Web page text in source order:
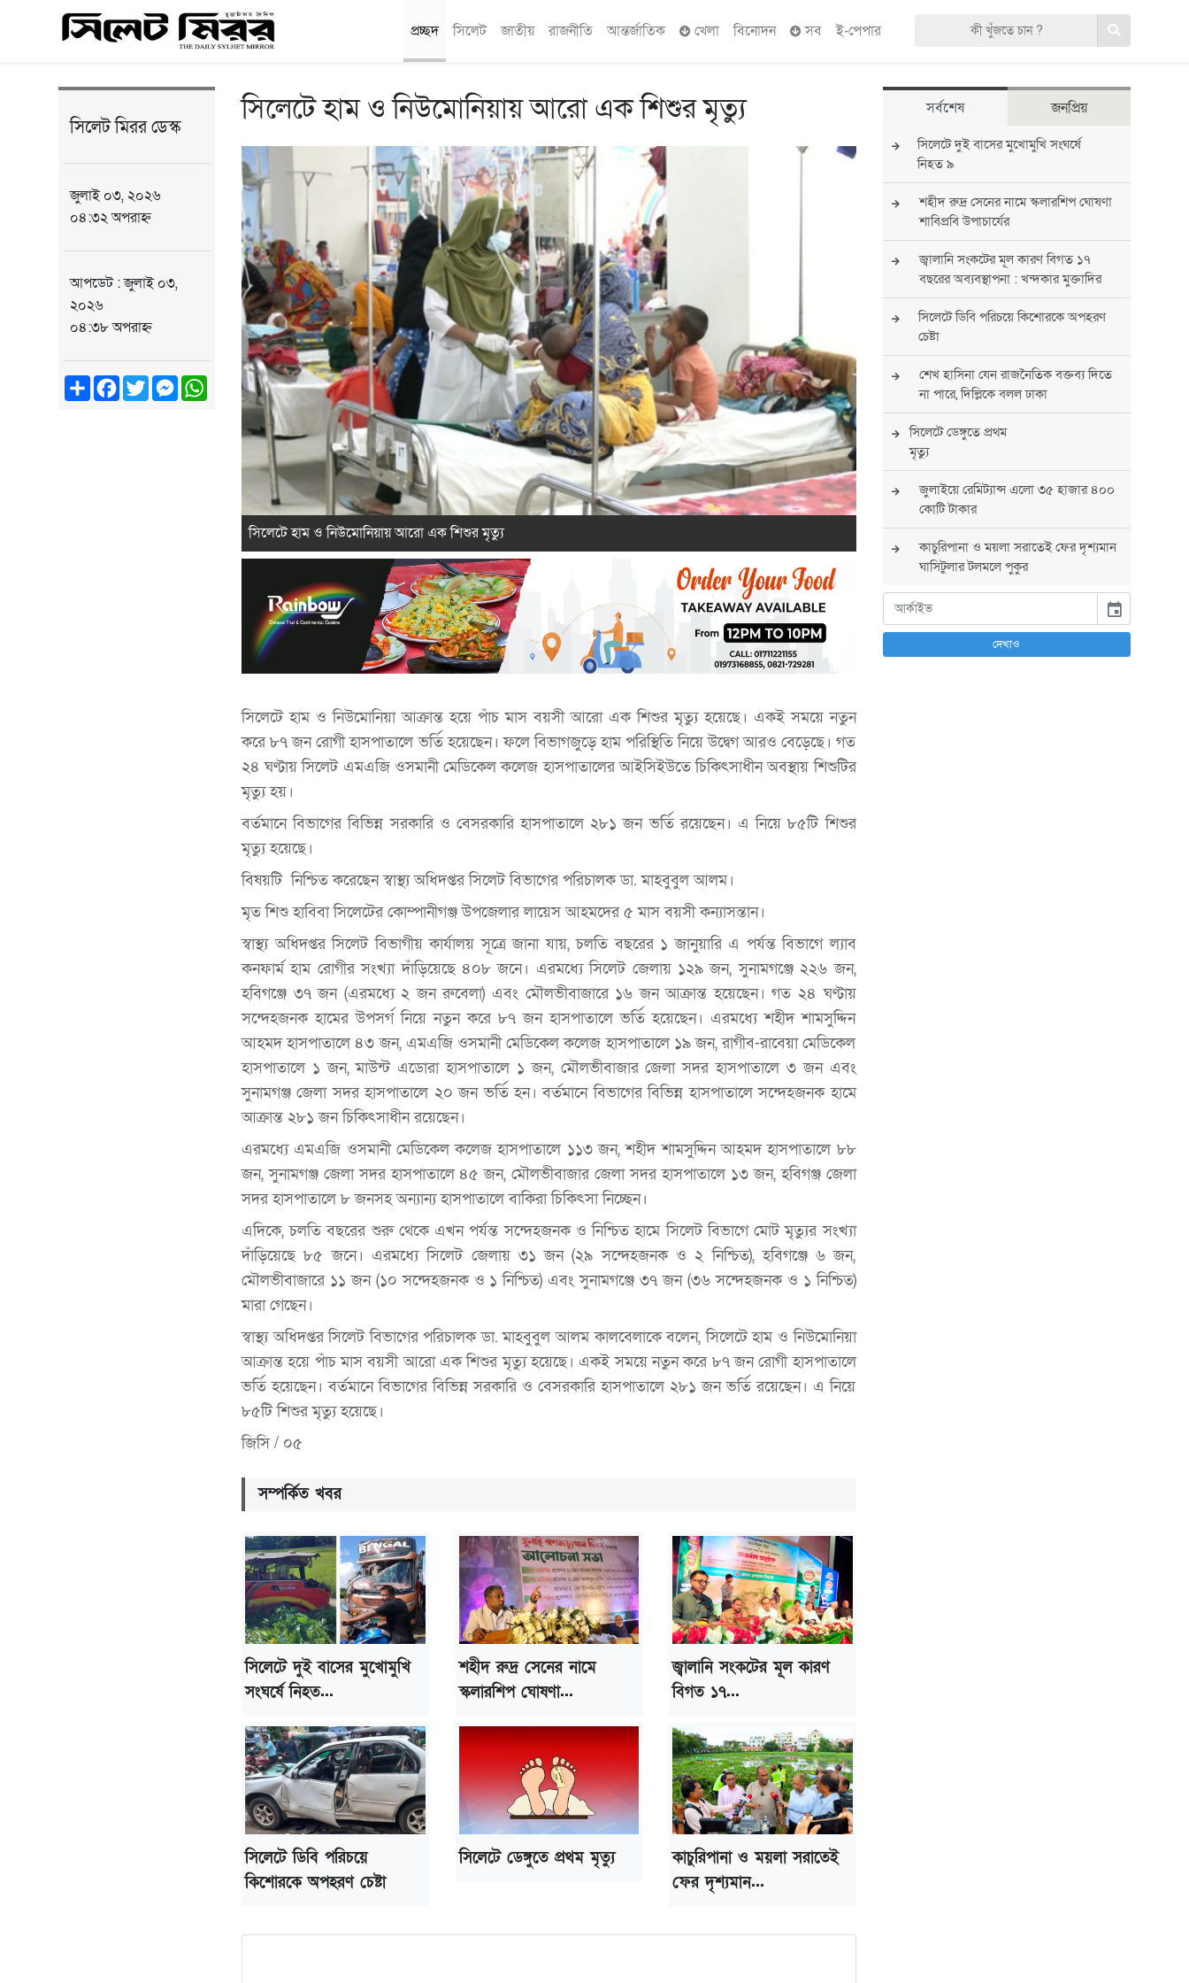
প্রচ্ছদ সিলেট জাতীয় রাজনীতি আন্তর্জাতিক খেলা বিনোদন সব ই-পেপার
সিলেট মিরর ডেস্ক
জুলাই ০৩, ২০২৬
০৪:৩২ অপরাহ্ন
আপডেট : জুলাই ০৩,
২০২৬
০৪:৩৮ অপরাহ্ন
ShareFacebook
TwitterMessenger
WhatsApp
সিলেটে হাম ও নিউমোনিয়ায় আরো এক শিশুর মৃত্যু
সিলেটে হাম ও নিউমোনিয়ায় আরো এক শিশুর মৃত্যু
সিলেটে হাম ও নিউমোনিয়া আক্রান্ত হয়ে পাঁচ মাস বয়সী আরো এক শিশুর মৃত্যু হয়েছে। একই সময়ে নতুন
করে ৮৭ জন রোগী হাসপাতালে ভর্তি হয়েছেন। ফলে বিভাগজুড়ে হাম পরিস্থিতি নিয়ে উদ্বেগ আরও বেড়েছে। গত
২৪ ঘণ্টায় সিলেট এমএজি ওসমানী মেডিকেল কলেজ হাসপাতালের আইসিইউতে চিকিৎসাধীন অবস্থায় শিশুটির
মৃত্যু হয়।
বর্তমানে বিভাগের বিভিন্ন সরকারি ও বেসরকারি হাসপাতালে ২৮১ জন ভর্তি রয়েছেন। এ নিয়ে ৮৫টি শিশুর
মৃত্যু হয়েছে।
বিষয়টি নিশ্চিত করেছেন স্বাস্থ্য অধিদপ্তর সিলেট বিভাগের পরিচালক ডা. মাহবুবুল আলম।
মৃত শিশু হাবিবা সিলেটের কোম্পানীগঞ্জ উপজেলার লায়েস আহমদের ৫ মাস বয়সী কন্যাসন্তান।
স্বাস্থ্য অধিদপ্তর সিলেট বিভাগীয় কার্যালয় সূত্রে জানা যায়, চলতি বছরের ১ জানুয়ারি এ পর্যন্ত বিভাগে ল্যাব
কনফার্ম হাম রোগীর সংখ্যা দাঁড়িয়েছে ৪০৮ জনে। এরমধ্যে সিলেট জেলায় ১২৯ জন, সুনামগঞ্জে ২২৬ জন,
হবিগঞ্জে ৩৭ জন (এরমধ্যে ২ জন রুবেলা) এবং মৌলভীবাজারে ১৬ জন আক্রান্ত হয়েছেন। গত ২৪ ঘণ্টায়
সন্দেহজনক হামের উপসর্গ নিয়ে নতুন করে ৮৭ জন হাসপাতালে ভর্তি হয়েছেন। এরমধ্যে শহীদ শামসুদ্দিন
আহমদ হাসপাতালে ৪৩ জন, এমএজি ওসমানী মেডিকেল কলেজ হাসপাতালে ১৯ জন, রাগীব-রাবেয়া মেডিকেল
হাসপাতালে ১ জন, মাউন্ট এডোরা হাসপাতালে ১ জন, মৌলভীবাজার জেলা সদর হাসপাতালে ৩ জন এবং
সুনামগঞ্জ জেলা সদর হাসপাতালে ২০ জন ভর্তি হন। বর্তমানে বিভাগের বিভিন্ন হাসপাতালে সন্দেহজনক হামে
আক্রান্ত ২৮১ জন চিকিৎসাধীন রয়েছেন।
এরমধ্যে এমএজি ওসমানী মেডিকেল কলেজ হাসপাতালে ১১৩ জন, শহীদ শামসুদ্দিন আহমদ হাসপাতালে ৮৮
জন, সুনামগঞ্জ জেলা সদর হাসপাতালে ৪৫ জন, মৌলভীবাজার জেলা সদর হাসপাতালে ১৩ জন, হবিগঞ্জ জেলা
সদর হাসপাতালে ৮ জনসহ অন্যান্য হাসপাতালে বাকিরা চিকিৎসা নিচ্ছেন।
এদিকে, চলতি বছরের শুরু থেকে এখন পর্যন্ত সন্দেহজনক ও নিশ্চিত হামে সিলেট বিভাগে মোট মৃত্যুর সংখ্যা
দাঁড়িয়েছে ৮৫ জনে। এরমধ্যে সিলেট জেলায় ৩১ জন (২৯ সন্দেহজনক ও ২ নিশ্চিত), হবিগঞ্জে ৬ জন,
মৌলভীবাজারে ১১ জন (১০ সন্দেহজনক ও ১ নিশ্চিত) এবং সুনামগঞ্জে ৩৭ জন (৩৬ সন্দেহজনক ও ১ নিশ্চিত)
মারা গেছেন।
স্বাস্থ্য অধিদপ্তর সিলেট বিভাগের পরিচালক ডা. মাহবুবুল আলম কালবেলাকে বলেন, সিলেটে হাম ও নিউমোনিয়া
আক্রান্ত হয়ে পাঁচ মাস বয়সী আরো এক শিশুর মৃত্যু হয়েছে। একই সময়ে নতুন করে ৮৭ জন রোগী হাসপাতালে
ভর্তি হয়েছেন। বর্তমানে বিভাগের বিভিন্ন সরকারি ও বেসরকারি হাসপাতালে ২৮১ জন ভর্তি রয়েছেন। এ নিয়ে
৮৫টি শিশুর মৃত্যু হয়েছে।
জিসি / ০৫
সম্পর্কিত খবর
সিলেটে দুই বাসের মুখোমুখি
সংঘর্ষে নিহত...
শহীদ রুদ্র সেনের নামে
স্কলারশিপ ঘোষণা...
জ্বালানি সংকটের মূল কারণ
বিগত ১৭...
সিলেটে ডিবি পরিচয়ে
কিশোরকে অপহরণ চেষ্টা
সিলেটে ডেঙ্গুতে প্রথম মৃত্যু
কাচুরিপানা ও ময়লা সরাতেই
ফের দৃশ্যমান...
সর্বশেষ জনপ্রিয়
সিলেটে দুই বাসের মুখোমুখি সংঘর্ষে
নিহত ৯
শহীদ রুদ্র সেনের নামে স্কলারশিপ ঘোষণা
শাবিপ্রবি উপাচার্যের
জ্বালানি সংকটের মূল কারণ বিগত ১৭
বছরের অব্যবস্থাপনা : খন্দকার মুক্তাদির
সিলেটে ডিবি পরিচয়ে কিশোরকে অপহরণ
চেষ্টা
শেখ হাসিনা যেন রাজনৈতিক বক্তব্য দিতে
না পারে, দিল্লিকে বলল ঢাকা
সিলেটে ডেঙ্গুতে প্রথম
মৃত্যু
জুলাইয়ে রেমিট্যান্স এলো ৩৫ হাজার ৪০০
কোটি টাকার
কাচুরিপানা ও ময়লা সরাতেই ফের দৃশ্যমান
ঘাসিটুলার টলমলে পুকুর
সারা দেশে সর্বোচ্চ সতর্কতা জারি
পুলিশের
বিএনপির রাষ্ট্রপতি প্রার্থী চূড়ান্ত করবেন
event
দেখাও